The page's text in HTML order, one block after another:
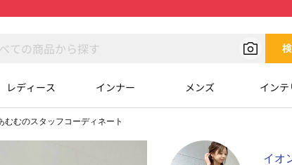
レディース インナー メンズ インテ
むむのスタッフコーディネート
イオ